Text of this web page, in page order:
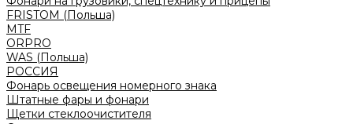
FRISTOM (Польша)
MTF
ORPRO
WAS (Польша)
РОССИЯ
Фонарь освещения номерного знака
Штатные фары и фонари
Щетки стеклоочистителя